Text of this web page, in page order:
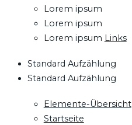
Lorem ipsum
Lorem ipsum
Lorem ipsum Links
Standard Aufzählung
Standard Aufzählung
Elemente-Übersicht
Startseite